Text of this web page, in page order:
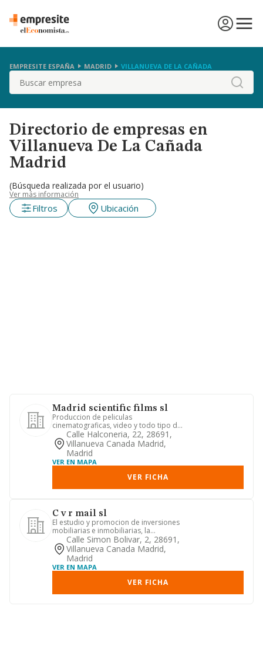
EMPRESITE ESPAÑA MADRID VILLANUEVA DE LA CAÑADA
Buscar
Directorio de empresas en
Villanueva De La Cañada
Madrid
(Búsqueda realizada por el usuario)
Ver más información
Filtros Ubicación
Madrid scientific films sl
Produccion de peliculas
cinematograficas, video y todo tipo de
actividad relacionada con la cinemat...
Calle Halconeria, 22, 28691,
Villanueva Canada Madrid,
Madrid
VER EN MAPA
VER FICHA
C v r mail sl
El estudio y promocion de inversiones
mobiliarias e inmobiliarias, la
construccion de viviendas y e...
Calle Simon Bolivar, 2, 28691,
Villanueva Canada Madrid,
Madrid
VER EN MAPA
VER FICHA